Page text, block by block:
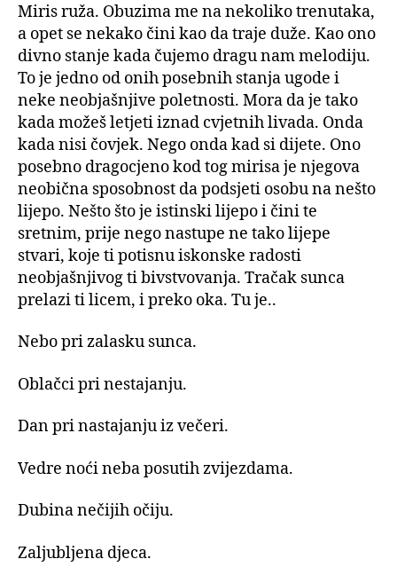
Miris ruža. Obuzima me na nekoliko trenutaka,
a opet se nekako čini kao da traje duže. Kao ono
divno stanje kada čujemo dragu nam melodiju.
To je jedno od onih posebnih stanja ugode i
neke neobjašnjive poletnosti. Mora da je tako
kada možeš letjeti iznad cvjetnih livada. Onda
kada nisi čovjek. Nego onda kad si dijete. Ono
posebno dragocjeno kod tog mirisa je njegova
neobična sposobnost da podsjeti osobu na nešto
lijepo. Nešto što je istinski lijepo i čini te
sretnim, prije nego nastupe ne tako lijepe
stvari, koje ti potisnu iskonske radosti
neobjašnjivog ti bivstvovanja. Tračak sunca
prelazi ti licem, i preko oka. Tu je..
Nebo pri zalasku sunca.
Oblačci pri nestajanju.
Dan pri nastajanju iz večeri.
Vedre noći neba posutih zvijezdama.
Dubina nečijih očiju.
Zaljubljena djeca.